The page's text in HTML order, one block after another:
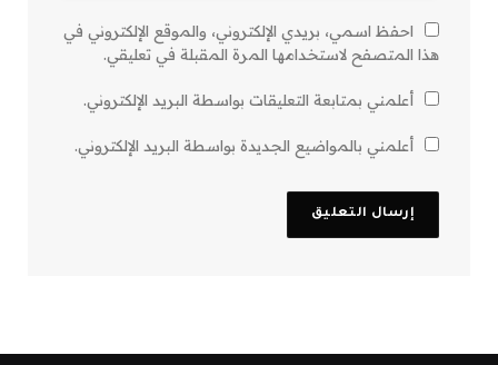
احفظ اسمي، بريدي الإلكتروني، والموقع الإلكتروني في
هذا المتصفح لاستخدامها المرة المقبلة في تعليقي.
أعلمني بمتابعة التعليقات بواسطة البريد الإلكتروني.
أعلمني بالمواضيع الجديدة بواسطة البريد الإلكتروني.